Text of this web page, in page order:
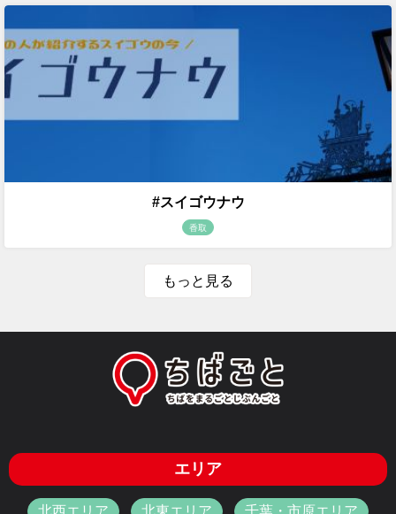
#スイゴウナウ
香取
もっと見る
エリア
北西エリア 北東エリア 千葉・市原エリア